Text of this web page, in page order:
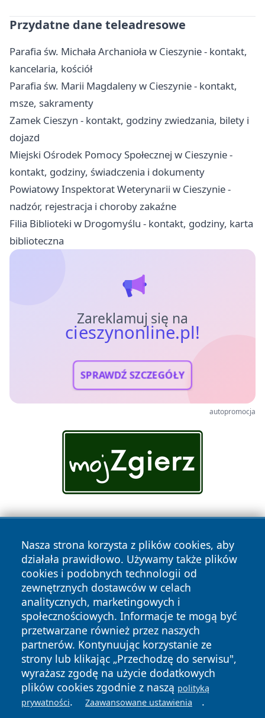
Przydatne dane teleadresowe
Parafia św. Michała Archanioła w Cieszynie - kontakt,
kancelaria, kościół
Parafia św. Marii Magdaleny w Cieszynie - kontakt,
msze, sakramenty
Zamek Cieszyn - kontakt, godziny zwiedzania, bilety i
dojazd
Miejski Ośrodek Pomocy Społecznej w Cieszynie -
kontakt, godziny, świadczenia i dokumenty
Powiatowy Inspektorat Weterynarii w Cieszynie -
nadzór, rejestracja i choroby zakaźne
Filia Biblioteki w Drogomyślu - kontakt, godziny, karta
biblioteczna
Zareklamuj się na
cieszynonline.pl!
SPRAWDŹ SZCZEGÓŁY
autopromocja
Nasza strona korzysta z plików cookies, aby
działała prawidłowo. Używamy także plików
cookies i podobnych technologii od
zewnętrznych dostawców w celach
analitycznych, marketingowych i
społecznościowych. Informacje te mogą być
przetwarzane również przez naszych
partnerów. Kontynuując korzystanie ze
strony lub klikając „Przechodzę do serwisu",
wyrażasz zgodę na użycie dodatkowych
plików cookies zgodnie z naszą polityką
prywatności. Zaawansowane ustawienia .
Copyright © 2026 cieszynonline.pl Wszystkie prawa
zastrzeżone.
News Autorzy
Polityka
Prywatności
Polityka
Cookies